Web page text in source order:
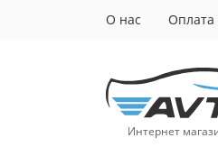
О нас Оплата
Интернет